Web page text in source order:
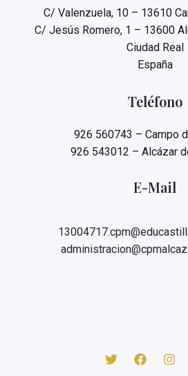
C/ Valenzuela, 10 – 13610
C/ Jesús Romero, 1 – 13600
Ciudad Real
España
Teléfono
926 560743 – Campo
926 543012 – Alcázar
E-Mail